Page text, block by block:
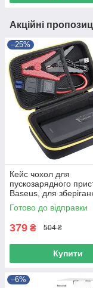
Акційні
–25%
Кейс чохол для
пускозарядного
Baseus, для
перевезення в
жовтий/чорний
Готово до відправки
379 ₴ 504 ₴
Купити
–6%